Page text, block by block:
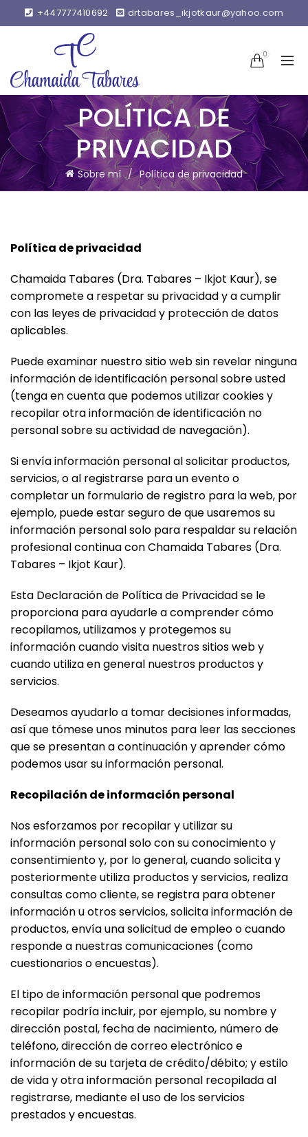
+447777410692 drtabares_ikjotkaur@yahoo.com
0
POLÍTICA DE
PRIVACIDAD
Sobre mí Política de privacidad
Política de privacidad
Chamaida Tabares (Dra. Tabares – Ikjot Kaur), se
compromete a respetar su privacidad y a cumplir
con las leyes de privacidad y protección de datos
aplicables.
Puede examinar nuestro sitio web sin revelar ninguna
información de identificación personal sobre usted
(tenga en cuenta que podemos utilizar cookies y
recopilar otra información de identificación no
personal sobre su actividad de navegación).
Si envía información personal al solicitar productos,
servicios, o al registrarse para un evento o
completar un formulario de registro para la web, por
ejemplo, puede estar seguro de que usaremos su
información personal solo para respaldar su relación
profesional continua con Chamaida Tabares (Dra.
Tabares – Ikjot Kaur).
Esta Declaración de Política de Privacidad se le
proporciona para ayudarle a comprender cómo
recopilamos, utilizamos y protegemos su
información cuando visita nuestros sitios web y
cuando utiliza en general nuestros productos y
servicios.
Deseamos ayudarlo a tomar decisiones informadas,
así que tómese unos minutos para leer las secciones
que se presentan a continuación y aprender cómo
podemos usar su información personal.
Recopilación de información personal
Nos esforzamos por recopilar y utilizar su
información personal solo con su conocimiento y
consentimiento y, por lo general, cuando solicita y
posteriormente utiliza productos y servicios, realiza
consultas como cliente, se registra para obtener
información u otros servicios, solicita información de
productos, envía una solicitud de empleo o cuando
responde a nuestras comunicaciones (como
cuestionarios o encuestas).
El tipo de información personal que podremos
recopilar podría incluir, por ejemplo, su nombre y
dirección postal, fecha de nacimiento, número de
teléfono, dirección de correo electrónico e
información de su tarjeta de crédito/débito; y estilo
de vida y otra información personal recopilada al
registrarse, mediante el uso de los servicios
prestados y encuestas.